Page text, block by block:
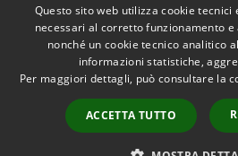
Accessibilità
Questo sito web utilizza cookie
necessari al corretto funzionamento
nonché un cookie tecnico analitico
informazioni statistiche,
Per maggiori dettagli, può consultare la
ACCETTA TUTTO